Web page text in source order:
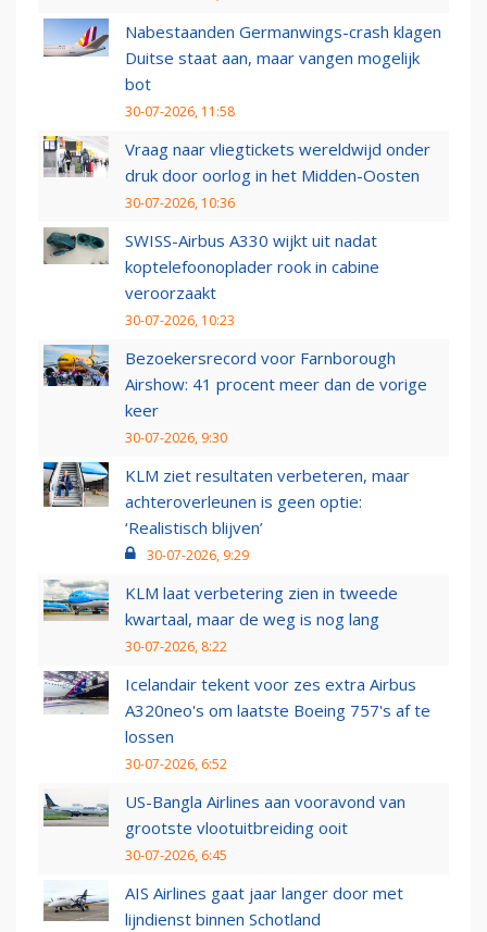
Nabestaanden Germanwings-crash klagen
Duitse staat aan, maar vangen mogelijk
bot
30-07-2026, 11:58
Vraag naar vliegtickets wereldwijd onder
druk door oorlog in het Midden-Oosten
30-07-2026, 10:36
SWISS-Airbus A330 wijkt uit nadat
koptelefoonoplader rook in cabine
veroorzaakt
30-07-2026, 10:23
Bezoekersrecord voor Farnborough
Airshow: 41 procent meer dan de vorige
keer
30-07-2026, 9:30
KLM ziet resultaten verbeteren, maar
achteroverleunen is geen optie:
‘Realistisch blijven’
30-07-2026, 9:29
KLM laat verbetering zien in tweede
kwartaal, maar de weg is nog lang
30-07-2026, 8:22
Icelandair tekent voor zes extra Airbus
A320neo's om laatste Boeing 757's af te
lossen
30-07-2026, 6:52
US-Bangla Airlines aan vooravond van
grootste vlootuitbreiding ooit
30-07-2026, 6:45
AIS Airlines gaat jaar langer door met
lijndienst binnen Schotland